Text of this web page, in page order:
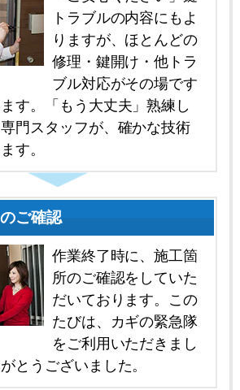
トラブルの内容にもよ
りますが、ほとんどの
修理・鍵開け・他トラ
ブル対応がその場です
す。「もう大丈夫」熟練し
門スタッフが、確かな技術
す。
ご確認
作業終了時に、施工箇
所のご確認をしていた
だいております。この
たびは、カギの緊急隊
をご利用いただきまし
とうございました。